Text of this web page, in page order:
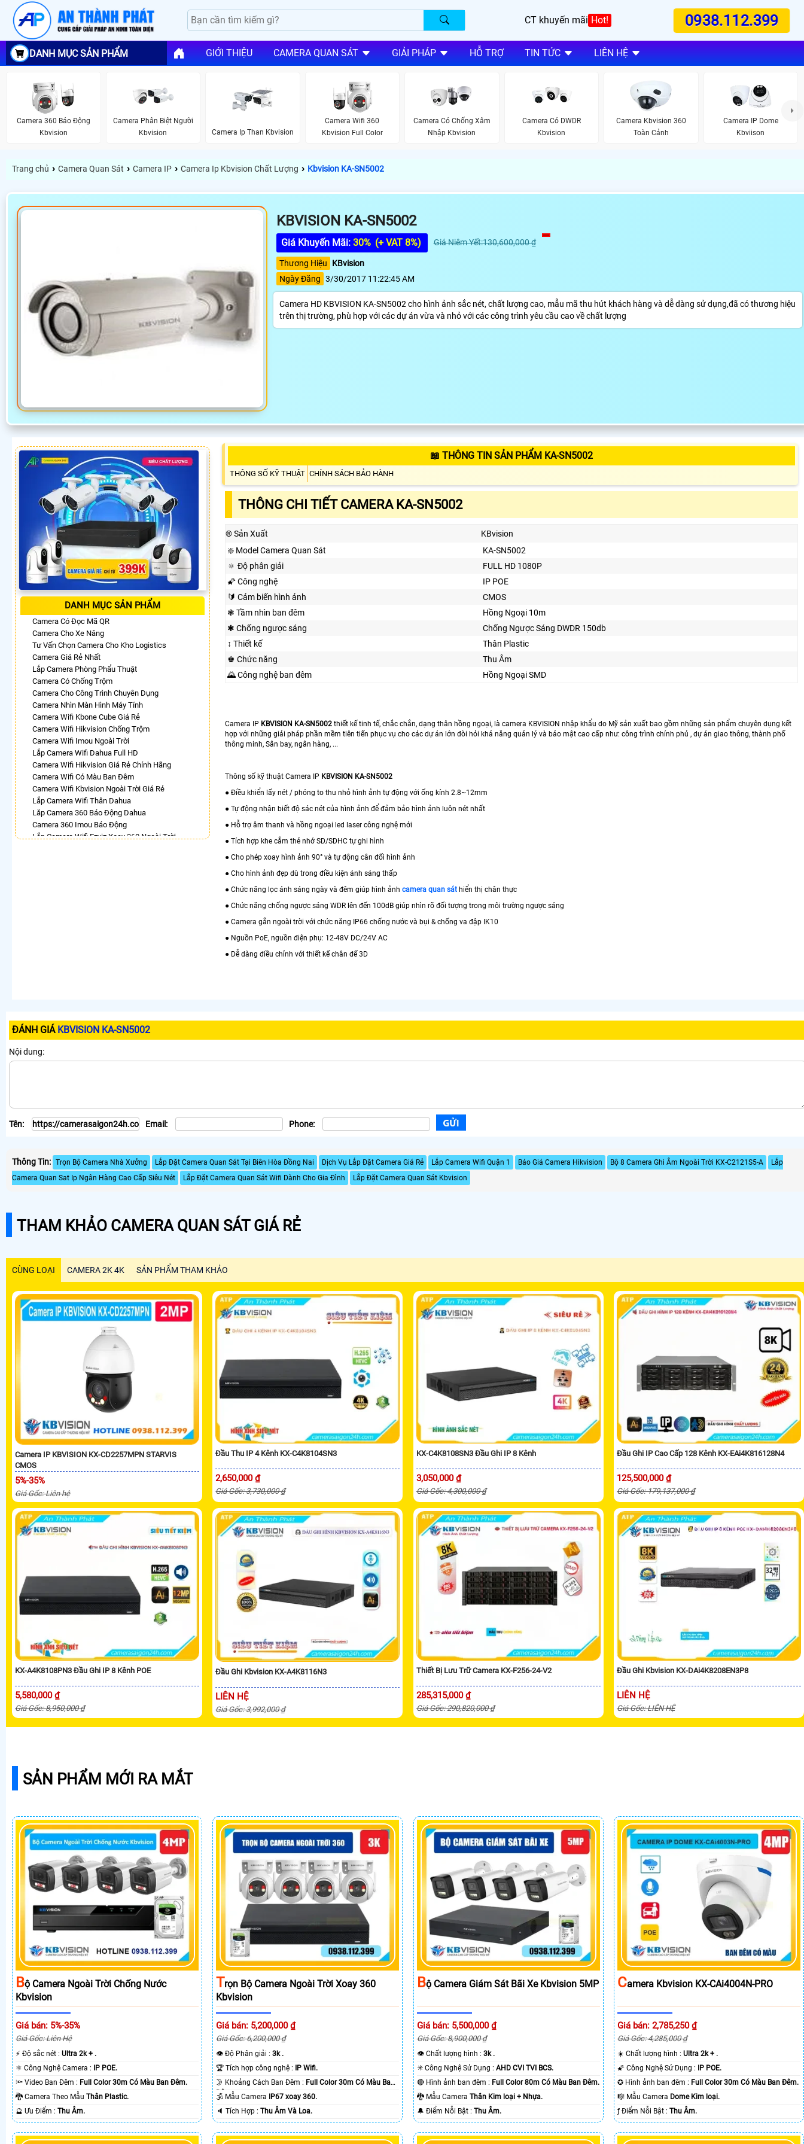
CT khuyến mãi Hot! 0938.112.399
DANH MỤC SẢN PHẨM GIỚI THIỆU CAMERA QUAN SÁT GIẢI PHÁP HỖ TRỢ TIN TỨC LIÊN HỆ
Camera 360 Báo Động
Kbvision
Camera Phân Biệt Người
Kbvision
Camera Ip Than Kbvision
Camera Wifi 360
Kbvision Full Color
Camera Có Chống Xâm
Nhập Kbvision
Camera Có DWDR
Kbvision
Camera Kbvision 360
Toàn Cảnh
Camera IP Dome
Kbviison
Trang chủ › Camera Quan Sát › Camera IP › Camera Ip Kbvision Chất Lượng › Kbvision KA-SN5002
KBVISION KA-SN5002
Giá Khuyến Mãi: 30% (+ VAT 8%) Giá Niêm Yết:130,600,000 ₫
Thương Hiệu
KBvision
Ngày Đăng 3/30/2017 11:22:45 AM
Camera HD KBVISION KA-SN5002 cho hình ảnh sắc nét, chất lượng cao, mẫu mã thu hút khách hàng và dễ dàng sử dụng,đã có thương hiệu
trên thị trường, phù hợp với các dự án vừa và nhỏ với các công trình yêu cầu cao về chất lượng
DANH MỤC SẢN PHẨM
Camera Có Đọc Mã QR
Camera Cho Xe Nâng
Tư Vấn Chọn Camera Cho Kho Logistics
Camera Giá Rẻ Nhất
Lắp Camera Phòng Phẩu Thuật
Camera Có Chống Trộm
Camera Cho Công Trình Chuyên Dụng
Camera Nhìn Màn Hình Máy Tính
Camera Wifi Kbone Cube Giá Rẻ
Camera Wifi Hikvision Chống Trộm
Camera Wifi Imou Ngoài Trời
Lắp Camera Wifi Dahua Full HD
Camera Wifi Hikvision Giá Rẻ Chính Hãng
Camera Wifi Có Màu Ban Đêm
Camera Wifi Kbvision Ngoài Trời Giá Rẻ
Lắp Camera Wifi Thân Dahua
Lăp Camera 360 Báo Động Dahua
Camera 360 Imou Báo Động
Lắp Camera Wifi Ezviz Xoay 360 Ngoài Trời
📖 THÔNG TIN SẢN PHẨM KA-SN5002
THÔNG SỐ KỸ THUẬT CHÍNH SÁCH BẢO HÀNH
THÔNG CHI TIẾT CAMERA KA-SN5002
®️ Sản Xuất
KBvision
❇️ Model Camera Quan Sát
KA-SN5002
🔅 Độ phân giải
FULL HD 1080P
🌠 Công nghệ
IP POE
🔰 Cảm biến hình ảnh
CMOS
❃ Tầm nhìn ban đêm
Hồng Ngoại 10m
✱ Chống ngược sáng
Chống Ngược Sáng DWDR 150db
↕️ Thiết kế
Thân Plastic
♚ Chức năng
Thu Âm
🌄 Công nghệ ban đêm
Hồng Ngoại SMD
Camera IP KBVISION KA-SN5002 thiết kế tinh tế, chắc chắn, dạng thân hồng ngoại, là camera KBVISION nhập khẩu do Mỹ sản xuất bao gồm những sản phẩm chuyên dụng kết
hợp với những giải pháp phần mềm tiên tiến phục vụ cho các dự án lớn đòi hỏi khả năng quản lý và bảo mật cao cấp như: công trình chính phủ , dự án giao thông, thành phố
thông minh, Sân bay, ngân hàng, ...
Thông số kỹ thuật Camera IP KBVISION KA-SN5002
● Điều khiển lấy nét / phóng to thu nhỏ hình ảnh tự động với ống kính 2.8~12mm
● Tự động nhận biết độ sác nét của hình ảnh để đảm bảo hình ảnh luôn nét nhất
● Hỗ trợ âm thanh và hồng ngoại led laser công nghệ mới
● Tích hợp khe cắm thẻ nhớ SD/SDHC tự ghi hình
● Cho phép xoay hình ảnh 90° và tự động cân đối hình ảnh
● Cho hình ảnh đẹp dù trong điều kiện ánh sáng thấp
● Chức năng lọc ánh sáng ngày và đêm giúp hình ảnh camera quan sát hiển thị chân thực
● Chức năng chống ngược sáng WDR lên đến 100dB giúp nhìn rõ đối tượng trong môi trường ngược sáng
● Camera gắn ngoài trời với chức năng IP66 chống nước và bụi & chống va đập IK10
● Nguồn PoE, nguồn điện phụ: 12-48V DC/24V AC
● Dễ dàng điều chỉnh với thiết kế chân đế 3D
ĐÁNH GIÁ KBVISION KA-SN5002
Nội dung:
Tên: Email: Phone:
Thông Tin: Trọn Bộ Camera Nhà Xưởng Lắp Đặt Camera Quan Sát Tại Biên Hòa Đồng Nai Dịch Vụ Lắp Đặt Camera Giá Rẻ Lắp Camera Wifi Quận 1 Báo Giá Camera Hikvision Bộ 8 Camera Ghi Âm Ngoài Trời KX-C2121S5-A
Lắp
Camera Quan Sat Ip Ngân Hàng Cao Cấp Siêu Nét
Lắp Đặt Camera Quan Sát Wifi Dành Cho Gia Đình Lắp Đặt Camera Quan Sát Kbvision
THAM KHẢO CAMERA QUAN SÁT GIÁ RẺ
CÙNG LOẠI CAMERA 2K 4K SẢN PHẨM THAM KHẢO
Camera IP KBVISION KX-CD2257MPN STARVIS
CMOS
5%-35%
Giá Gốc: Liên hệ
Đầu Thu IP 4 Kênh KX-C4K8104SN3
2,650,000 ₫
Giá Gốc: 3,730,000 ₫
KX-C4K8108SN3 Đầu Ghi IP 8 Kênh
3,050,000 ₫
Giá Gốc: 4,300,000 ₫
Đầu Ghi IP Cao Cấp 128 Kênh KX-EAi4K816128N4
125,500,000 ₫
Giá Gốc: 179,137,000 ₫
KX-A4K8108PN3 Đầu Ghi IP 8 Kênh POE
5,580,000 ₫
Giá Gốc: 8,950,000 ₫
Đầu Ghi Kbvision KX-A4K8116N3
LIÊN HỆ
Giá Gốc: 3,992,000 ₫
Thiết Bị Lưu Trữ Camera KX-F256-24-V2
285,315,000 ₫
Giá Gốc: 290,820,000 ₫
Đầu Ghi Kbvision KX-DAi4K8208EN3P8
LIÊN HỆ
Giá Gốc: LIÊN HỆ
SẢN PHẨM MỚI RA MẮT
BỘ Camera Ngoài Trời Chống Nước
Kbvision
Giá bán: 5%-35%
Giá Gốc: Liên Hệ
️⚡ Độ sắc nét : Ultra 2k + .
⚛️ Công Nghệ Camera :
IP POE.
🔦 Video Ban Đêm : Full Color 30m Có Màu Ban Ðêm.
🐉️ Camera Theo Mẫu Thân Plastic.
️🔮 Ưu Điểm : Thu Âm.
TRọn Bộ Camera Ngoài Trời Xoay 360
Kbvision
Giá bán: 5,200,000 ₫
Giá Gốc: 6,200,000 ₫
👁 Độ Phân giải :3k .
🏆 Tích hợp công nghệ :
IP Wifi.
🌛 Khoảng Cách Ban Đêm : Full Color 30m Có Màu Ban
Ðêm.🕉️ Mẫu Camera
IP67 xoay 360.
️🔈 Tích Hợp :Thu Âm Và Loa.
BỘ Camera Giám Sát Bãi Xe Kbvision 5MP
Giá bán: 5,500,000 ₫
Giá Gốc: 8,900,000 ₫
👁 Chất lượng hình : 3k .
✳️ Công Nghệ Sử Dụng : AHD CVI TVI BCS.
🔴 Hình ảnh ban đêm : Full Color 80m Có Màu Ban Ðêm.
🐉️ Mẫu Camera Thân Kim loại + Nhựa.
️🔔 Điểm Nỗi Bật : Thu Âm.
CAmera Kbvision KX-CAi4004N-PRO
Giá bán: 2,785,250 ₫
Giá Gốc: 4,285,000 ₫
☀️ Chất lượng hình :Ultra 2k + .
🌠 Công Nghệ Sử Dụng :
IP POE.
✪ Hình ảnh ban đêm : Full Color 30m Có Màu Ban Ðêm.
🎼️ Mẫu Camera Dome Kim loại.
️ƒ Điểm Nỗi Bật :Thu Âm.